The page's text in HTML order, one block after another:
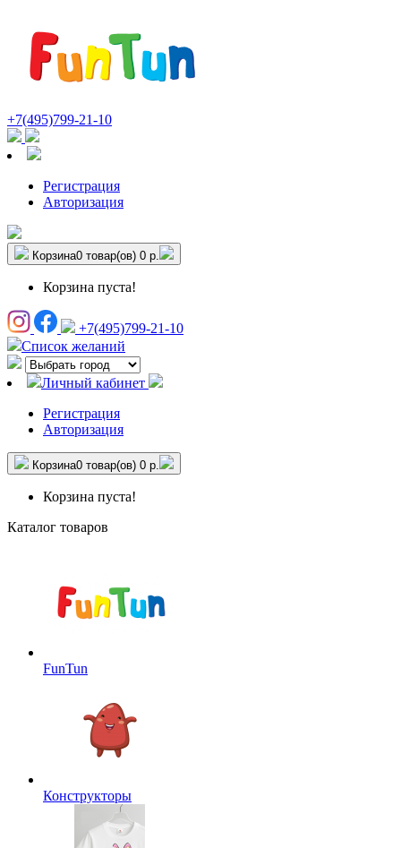
+7(495)799-21-10
Регистрация
Авторизация
Корзина0 товар(ов) 0 р.
Корзина пуста!
+7(495)799-21-10
Список желаний
Личный кабинет
Регистрация
Авторизация
Корзина0 товар(ов) 0 р.
Корзина пуста!
Каталог товаров
FunTun
Конструкторы